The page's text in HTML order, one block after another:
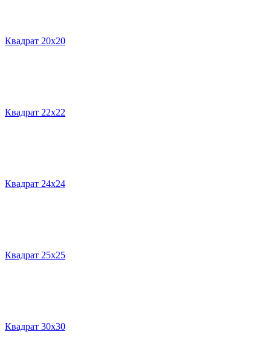
Квадрат 20х20
Квадрат 22х22
Квадрат 24х24
Квадрат 25х25
Квадрат 30х30